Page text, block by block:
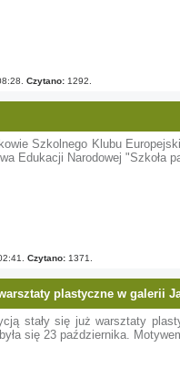
Czytano: 1292.
Szkolnego Klubu
Edukacji Narodowej "Szkoła
Czytano: 1371.
plastyczne w galerii
stały się już warsztaty
się 23 października.